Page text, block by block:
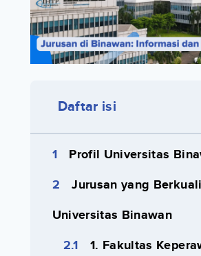
Daftar isi
Profil Universitas
Jurusan yang
Universitas Binawan
1. Fakultas